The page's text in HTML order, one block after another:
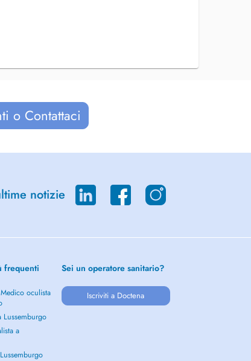
o Contattaci
notizie
frequenti
oculista
Lussemburgo
a
Sei un operatore sanitario?
Iscriviti a Doctena